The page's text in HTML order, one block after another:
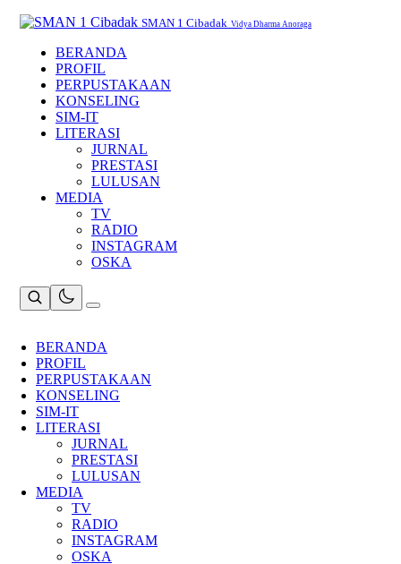
SMAN 1 Cibadak Vidya Dharma Anoraga
BERANDA
PROFIL
PERPUSTAKAAN
KONSELING
SIM-IT
LITERASI
JURNAL
PRESTASI
LULUSAN
MEDIA
TV
RADIO
INSTAGRAM
OSKA
BERANDA
PROFIL
PERPUSTAKAAN
KONSELING
SIM-IT
LITERASI
JURNAL
PRESTASI
LULUSAN
MEDIA
TV
RADIO
INSTAGRAM
OSKA